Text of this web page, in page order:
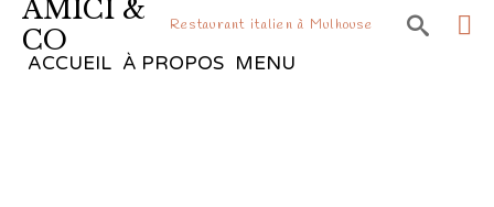
AMICI &
CO
Restaurant italien à Mulhouse 
ACCUEIL À PROPOS MENU